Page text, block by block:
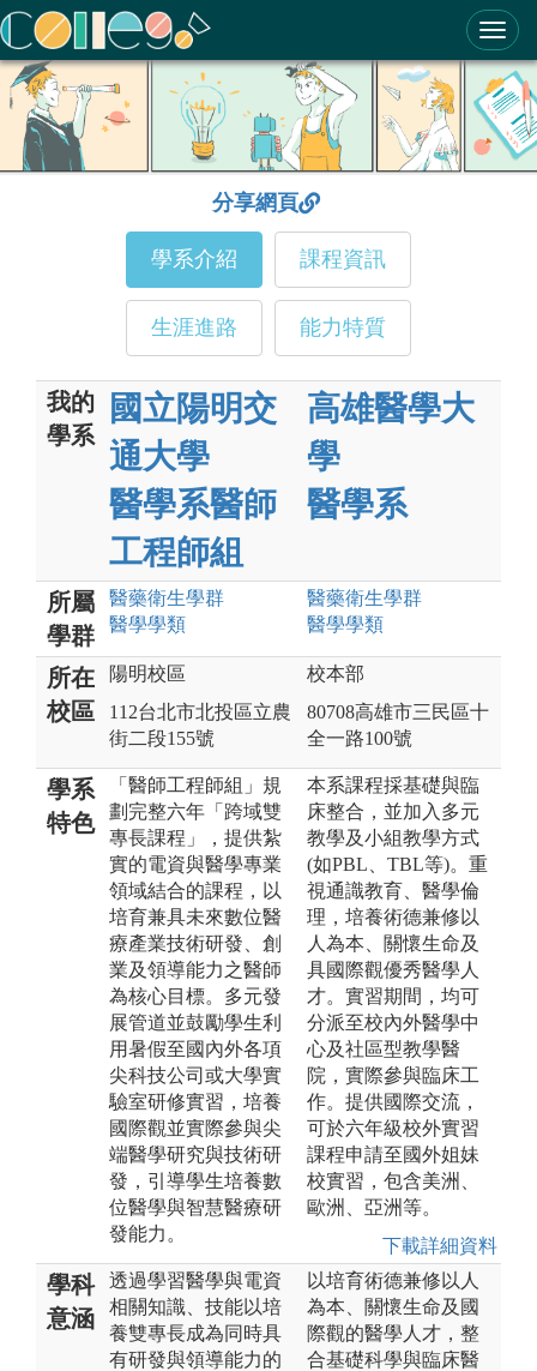
ColleGo! 大學選才與高中育才輔助系統
分享網頁
學系介紹 課程資訊
生涯進路 能力特質
我的
學系
國立陽明交
通大學
醫學系醫師
工程師組
高雄醫學大
學
醫學系
所屬
學群
醫藥衛生學群
醫學學類
醫藥衛生學群
醫學學類
所在
校區
陽明校區
112台北市北投區立農
街二段155號
校本部
80708高雄市三民區十
全一路100號
學系
特色
「醫師工程師組」規
劃完整六年「跨域雙
專長課程」，提供紮
實的電資與醫學專業
領域結合的課程，以
培育兼具未來數位醫
療產業技術研發、創
業及領導能力之醫師
為核心目標。多元發
展管道並鼓勵學生利
用暑假至國內外各項
尖科技公司或大學實
驗室研修實習，培養
國際觀並實際參與尖
端醫學研究與技術研
發，引導學生培養數
位醫學與智慧醫療研
發能力。
本系課程採基礎與臨
床整合，並加入多元
教學及小組教學方式
(如PBL、TBL等)。重
視通識教育、醫學倫
理，培養術德兼修以
人為本、關懷生命及
具國際觀優秀醫學人
才。實習期間，均可
分派至校內外醫學中
心及社區型教學醫
院，實際參與臨床工
作。提供國際交流，
可於六年級校外實習
課程申請至國外姐妹
校實習，包含美洲、
歐洲、亞洲等。
下載詳細資料
學科
意涵
透過學習醫學與電資
相關知識、技能以培
養雙專長成為同時具
有研發與領導能力的
以培育術德兼修以人
為本、關懷生命及國
際觀的醫學人才，整
合基礎科學與臨床醫